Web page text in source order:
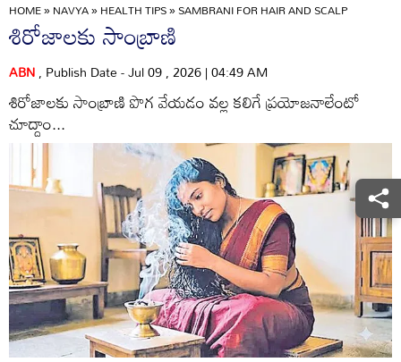
HOME»NAVYA»HEALTH TIPS»SAMBRANI FOR HAIR AND SCALP
శిరోజాలకు సాంబ్రాణి
ABN, Publish Date - Jul 09 , 2026 | 04:49 AM
శిరోజాలకు సాంబ్రాణి పొగ వేయడం వల్ల కలిగే ప్రయోజనాలేంటో
చూద్దాం...